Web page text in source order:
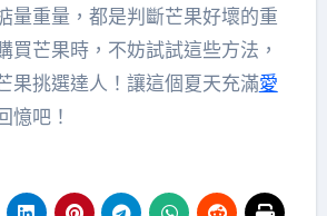
量重量，都是判斷芒果好壞的重
買芒果時，不妨試試這些方法，
果挑選達人！讓這個夏天充滿愛
憶吧！